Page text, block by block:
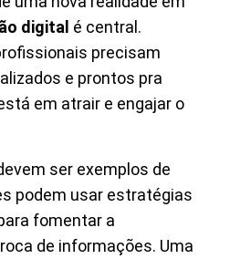
digital é central.
precisam
e prontos pra
em atrair e engajar o
ser exemplos de
podem usar estratégias
fomentar a
de informações. Uma